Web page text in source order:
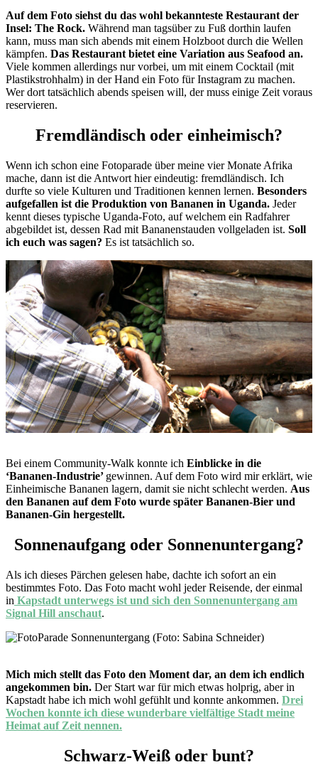
Auf dem Foto siehst du das wohl bekannteste Restaurant der
Insel: The Rock. Während man tagsüber zu Fuß dorthin laufen
kann, muss man sich abends mit einem Holzboot durch die Wellen
kämpfen. Das Restaurant bietet eine Variation aus Seafood an.
Viele kommen allerdings nur vorbei, um mit einem Cocktail (mit
Plastikstrohhalm) in der Hand ein Foto für Instagram zu machen.
Wer dort tatsächlich abends speisen will, der muss einige Zeit voraus
reservieren.
Fremdländisch oder einheimisch?
Wenn ich schon eine Fotoparade über meine vier Monate Afrika
mache, dann ist die Antwort hier eindeutig: fremdländisch. Ich
durfte so viele Kulturen und Traditionen kennen lernen. Besonders
aufgefallen ist die Produktion von Bananen in Uganda. Jeder
kennt dieses typische Uganda-Foto, auf welchem ein Radfahrer
abgebildet ist, dessen Rad mit Bananenstauden vollgeladen ist. Soll
ich euch was sagen? Es ist tatsächlich so.
Bei einem Community-Walk konnte ich Einblicke in die
‘Bananen-Industrie’ gewinnen. Auf dem Foto wird mir erklärt, wie
Einheimische Bananen lagern, damit sie nicht schlecht werden. Aus
den Bananen auf dem Foto wurde später Bananen-Bier und
Bananen-Gin hergestellt.
Sonnenaufgang oder Sonnenuntergang?
Als ich dieses Pärchen gelesen habe, dachte ich sofort an ein
bestimmtes Foto. Das Foto macht wohl jeder Reisende, der einmal
in Kapstadt unterwegs ist und sich den Sonnenuntergang am
Signal Hill anschaut.
Mich mich stellt das Foto den Moment dar, an dem ich endlich
angekommen bin. Der Start war für mich etwas holprig, aber in
Kapstadt habe ich mich wohl gefühlt und konnte ankommen. Drei
Wochen konnte ich diese wunderbare vielfältige Stadt meine
Heimat auf Zeit nennen.
Schwarz-Weiß oder bunt?